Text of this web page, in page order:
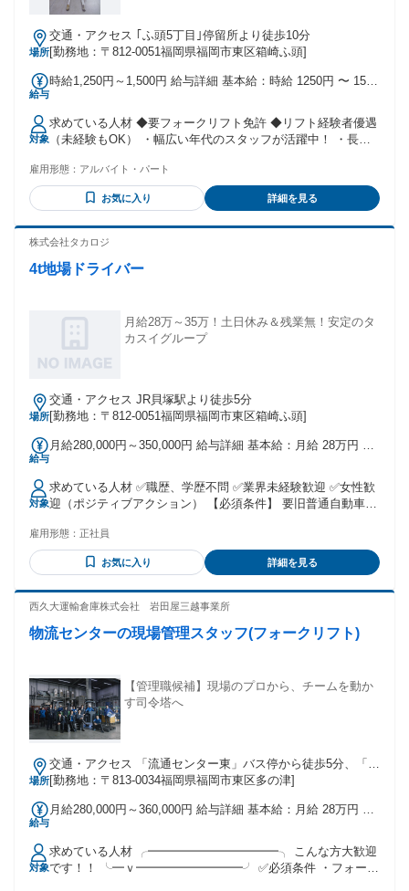
場所
交通・アクセス ｢ふ頭5丁目｣停留所より徒歩10分
[勤務地：〒812-0051福岡県福岡市東区箱崎ふ頭]
給与
時給1,250円～1,500円 給与詳細 基本給：時給 1250円 〜 1500
・寸志有
対象
求めている人材 ◆要フォークリフト免許 ◆リフト経験者優遇
（未経験もOK） ・幅広い年代のスタッフが活躍中！ ・長期
業、フォークリフトオペレーターの経験がある方 ・仕分けや
ピッキング、検品、梱包などの軽作業の経験がある方 ・倉庫
内作業や工場内作業、物流センター内での勤務経験がある方
倉庫内作業、構内作業、軽作業の経験がある方 ・コツコツ＆
て活躍したい方
雇用形態： アルバイト・パート
お気に入り 詳細を見る
株式会社タカロジ
4t地場ドライバー
月給28万～35万！土日休み＆残業無！安定のタ
カスイグループ
場所
交通・アクセス JR貝塚駅より徒歩5分
[勤務地：〒812-0051福岡県福岡市東区箱崎ふ頭]
給与
月給280,000円～350,000円 給与詳細 基本給：月給 28万円 〜
れる通勤・皆勤・家族手当金額：なし 全員に一律で支払われ
るその他手当金額：なし
対象
求めている人材 ✅職歴、学歴不問 ✅業界未経験歓迎 ✅女性歓
迎（ポジティブアクション） 【必須条件】 要旧普通自動車運
の経験がある方 フォークリフト免許のある方 性別の条件と理
由：女性歓迎（ポジティブアクション）
雇用形態： 正社員
お気に入り 詳細を見る
西久大運輸倉庫株式会社 岩田屋三越事業所
物流センターの現場管理スタッフ(フォークリフト)
【管理職候補】現場のプロから、チームを動か
す司令塔へ
場所
交通・アクセス 「流通センター東」バス停から徒歩5分、「土
井駅」から徒歩16分
[勤務地：〒813-0034福岡県福岡市東区多の津]
給与
月給280,000円～360,000円 給与詳細 基本給：月給 28万円 〜
れる通勤・皆勤・家族手当金額：なし 全員に一律で支払われ
るその他手当金額：なし ⭐昇給・賞与⭐ 昇給：年1回 賞与：年
2回 ～残業～ 月10時間～30時間
対象
求めている人材 ╭━━━━━━━━━━━╮ こんな方大歓迎
です！！ ╰━ｖ━━━━━━━━━╯ ✅必須条件 ・フォーク